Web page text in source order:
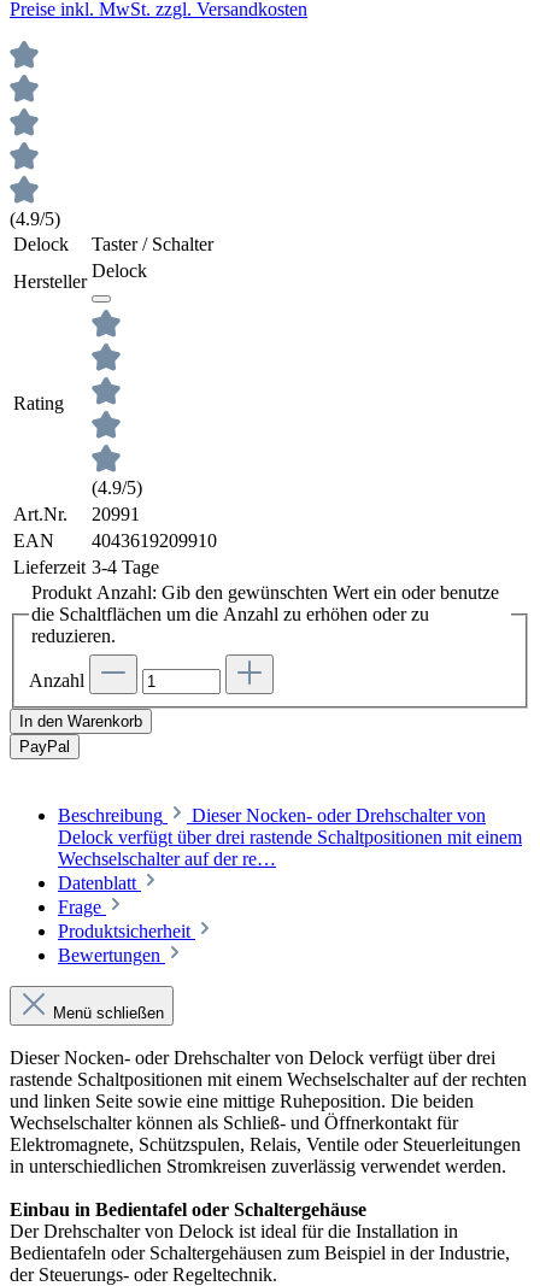
Preise inkl. MwSt. zzgl. Versandkosten
(4.9/5)
Delock
Taster / Schalter
Hersteller
Delock
Rating
(4.9/5)
Art.Nr.
20991
EAN
4043619209910
Lieferzeit 3-4 Tage
Produkt Anzahl: Gib den gewünschten Wert ein oder benutze
die Schaltflächen um die Anzahl zu erhöhen oder zu
reduzieren.
Anzahl
In den Warenkorb
PayPal
Beschreibung
Dieser Nocken- oder Drehschalter von
Delock verfügt über drei rastende Schaltpositionen mit einem
Wechselschalter auf der re…
Datenblatt
Frage
Produktsicherheit
Bewertungen
Menü schließen
Dieser Nocken- oder Drehschalter von Delock verfügt über drei
rastende Schaltpositionen mit einem Wechselschalter auf der rechten
und linken Seite sowie eine mittige Ruheposition. Die beiden
Wechselschalter können als Schließ- und Öffnerkontakt für
Elektromagnete, Schützspulen, Relais, Ventile oder Steuerleitungen
in unterschiedlichen Stromkreisen zuverlässig verwendet werden.
Einbau in Bedientafel oder Schaltergehäuse
Der Drehschalter von Delock ist ideal für die Installation in
Bedientafeln oder Schaltergehäusen zum Beispiel in der Industrie,
der Steuerungs- oder Regeltechnik.